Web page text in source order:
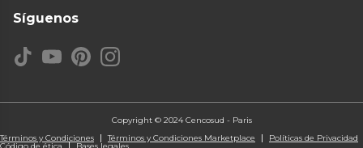
Síguenos
Copyright © 2024 Cencosud - Paris
Términos y Condiciones
Términos y Condiciones Marketplace Políticas de Privacidad
Código de ética Bases legales